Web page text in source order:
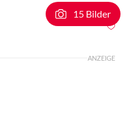
15 Bilder
ANZEIGE